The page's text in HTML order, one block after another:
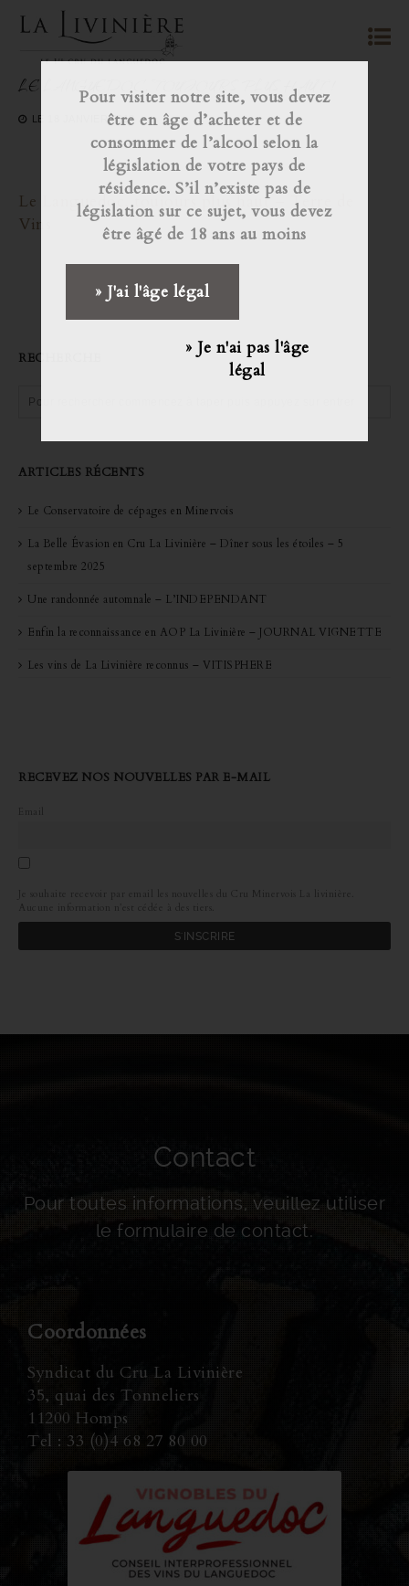
Pour visiter notre site, vous devez
être en âge d’acheter et de
consommer de l’alcool selon la
législation de votre pays de
résidence. S’il n’existe pas de
législation sur ce sujet, vous devez
être âgé de 18 ans au moins
» J'ai l'âge légal
» Je n'ai pas l'âge
légal
LE LANGUEDOC, TOUJOURS PLUS HAUT !
LE 18 JANVIER 2018
Le Languedoc, toujours plus haut – Terre de
Vins
RECHERCHE
ARTICLES RÉCENTS
Le Conservatoire de cépages en Minervois
La Belle Évasion en Cru La Livinière – Dîner sous les étoiles – 5
septembre 2025
Une randonnée automnale – L’INDEPENDANT
Enfin la reconnaissance en AOP La Livinière – JOURNAL VIGNETTE
Les vins de La Livinière reconnus – VITISPHERE
RECEVEZ NOS NOUVELLES PAR E-MAIL
Email
Je souhaite recevoir par email les nouvelles du Cru Minervois La livinière.
Aucune information n’est cédée à des tiers.
Contact
Pour toutes informations, veuillez utiliser
le formulaire de contact.
Coordonnées
Syndicat du Cru La Livinière
35, quai des Tonneliers
11200 Homps
Tel : 33 (0)4 68 27 80 00